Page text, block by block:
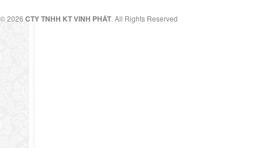
© 2026 CTY TNHH KT VINH PHÁT. All Rights Reserved